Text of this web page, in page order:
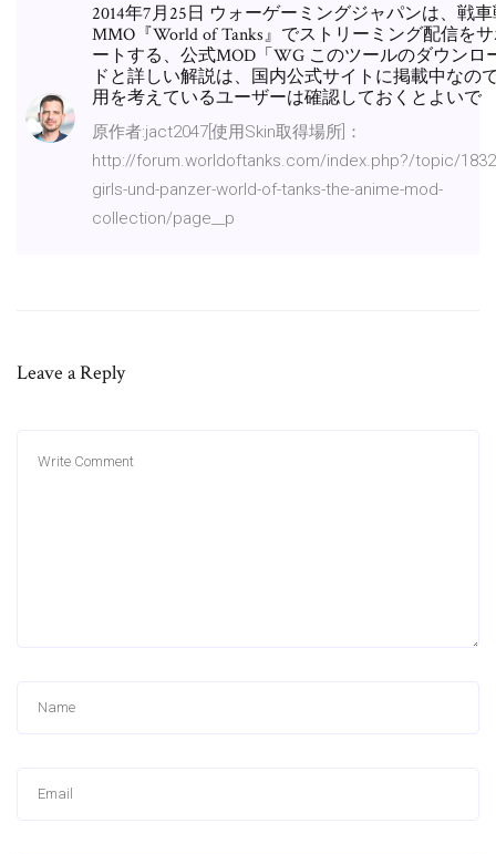
2014年7月25日 ウォーゲーミングジャパンは、戦
MMO『World of Tanks』でストリーミング配信を
ートする、公式MOD「WG このツールのダウンロ
ドと詳しい解説は、国内公式サイトに掲載中なの
用を考えているユーザーは確認しておくとよいで
原作者:jact2047[使用Skin取得場所]：
http://forum.worldoftanks.com/index.php?/topic/
girls-und-panzer-world-of-tanks-the-anime-mod-
collection/page__p
Leave a Reply